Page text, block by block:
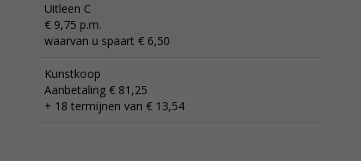
Uitleen C
€ 9,75 p.m.
waarvan u spaart € 6,50
Kunstkoop
Aanbetaling € 81,25
+ 18 termijnen van € 13,54